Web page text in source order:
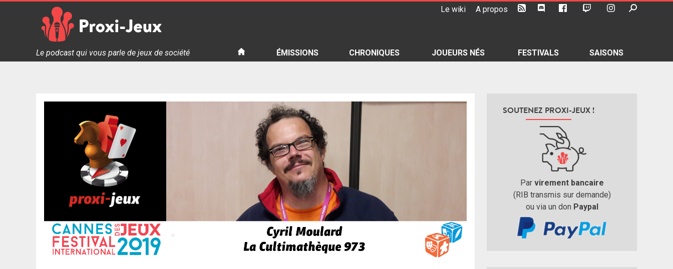
Le wiki A propos
Proxi Jeux - Le podcast qui vous parle de jeux de société
Le podcast qui vous parle de jeux de société ÉMISSIONS CHRONIQUES JOUEURS NÉS FESTIVALS SAISONS
SOUTENEZ PROXI-JEUX !
Par virement bancaire
(RIB transmis sur demande)
ou via un don Paypal